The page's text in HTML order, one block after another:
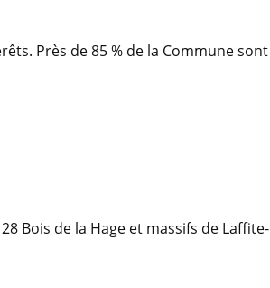
Près de 85 % de la Commune sont
Bois de la Hage et massifs de Laffite-